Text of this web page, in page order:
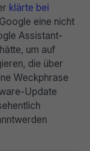
klärte bei
eine nicht
Assistant-
um auf
die über
Weckphrase
Update